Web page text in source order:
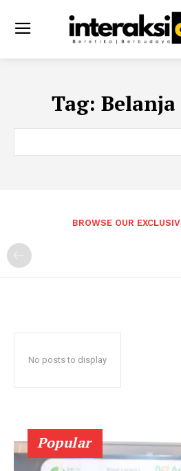
Tag:
BROWSE OUR
No posts to display
Popular